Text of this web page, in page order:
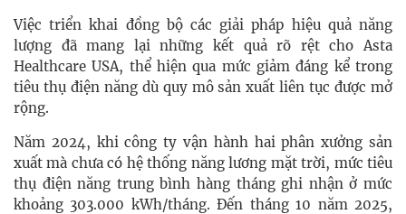
Việc triển khai đồng bộ các giải pháp hiệu quả năng
lượng đã mang lại những kết quả rõ rệt cho Asta
Healthcare USA, thể hiện qua mức giảm đáng kể trong
tiêu thụ điện năng dù quy mô sản xuất liên tục được mở
rộng.
Năm 2024, khi công ty vận hành hai phân xưởng sản
xuất mà chưa có hệ thống năng lương mặt trời, mức tiêu
thụ điện năng trung bình hàng tháng ghi nhận ở mức
khoảng 303.000 kWh/tháng. Đến tháng 10 năm 2025,